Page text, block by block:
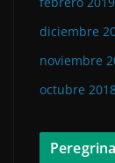
diciembre
noviembre
octubre